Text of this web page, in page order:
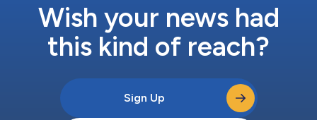
Wish your news had
this kind of reach?
Sign Up